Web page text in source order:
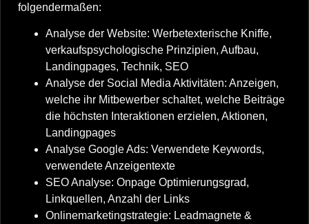
folgendermaßen:
Analyse der Website: Werbetexterische Kniffe,
verkaufspsychologische Prinzipien, Aufbau,
Landingpages, Technik, SEO
Analyse der Social Media Aktivitäten: Anzeigen,
welche ihr Mitbewerber schaltet, welche Beiträge
die höchsten Interaktionen erzielen, Aktionen,
Landingpages
Analyse Google Ads: Verwendete Keywords,
verwendete Anzeigentexte
SEO Analyse: Onpage Optimierungsgrad,
Linkquellen, Anzahl der Links
Onlinemarketingstrategie: Leadmagnete &